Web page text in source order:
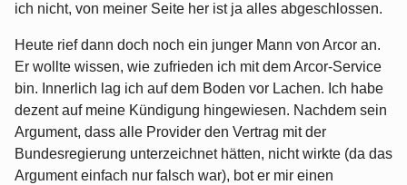
ich nicht, von meiner Seite her ist ja alles abgeschlossen.
Heute rief dann doch noch ein junger Mann von Arcor an.
Er wollte wissen, wie zufrieden ich mit dem Arcor-Service
bin. Innerlich lag ich auf dem Boden vor Lachen. Ich habe
dezent auf meine Kündigung hingewiesen. Nachdem sein
Argument, dass alle Provider den Vertrag mit der
Bundesregierung unterzeichnet hätten, nicht wirkte (da das
Argument einfach nur falsch war), bot er mir einen